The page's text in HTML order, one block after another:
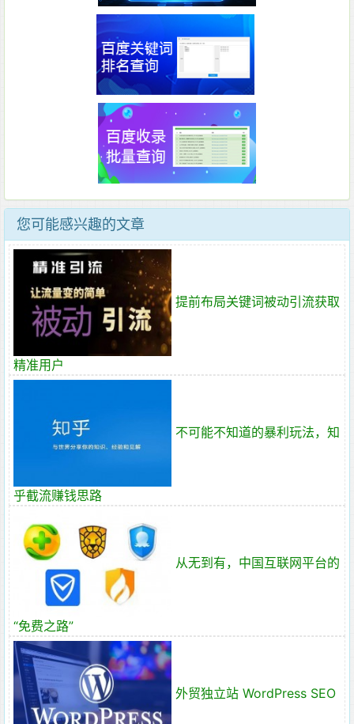
您可能感兴趣的文章
提前布局关键词被动引流获取
精准用户
不可能不知道的暴利玩法，知
乎截流赚钱思路
从无到有，中国互联网平台的
“免费之路”
外贸独立站 WordPress SEO